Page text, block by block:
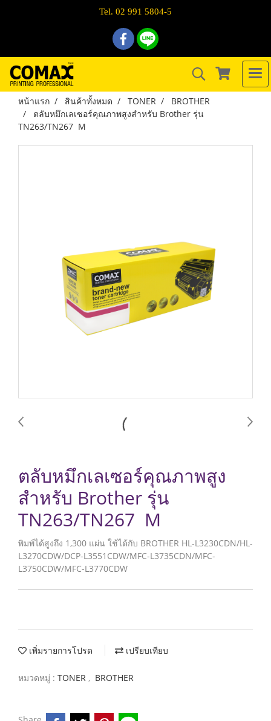
Tel. 02 991 5804-5
หน้าแรก สินค้าทั้งหมด TONER
BROTHER
ตลับหมึกเลเซอร์คุณภาพสูงสำหรับ Brother รุ่น
TN263/TN267 M
ตลับหมึกเลเซอร์คุณภาพสูง
สำหรับ Brother รุ่น
TN263/TN267 M
พิมพ์ได้สูงถึง 1,300 แผ่น ใช้ได้กับ BROTHER HL-L3230CDN/HL-
L3270CDW/DCP-L3551CDW/MFC-L3735CDN/MFC-
L3750CDW/MFC-L3770CDW
เพิ่มรายการโปรด เปรียบเทียบ
หมวดหมู่ : TONER , BROTHER